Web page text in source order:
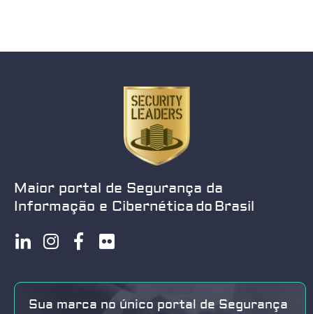
Maior portal de Segurança da
Informação e Cibernética do Brasil
Sua marca no único portal de Segurança